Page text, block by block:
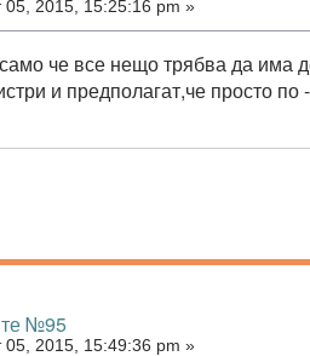
05, 2015, 15:25:16 pm »
че все нещо трябва да има
и предполагат,че просто по
№95
05, 2015, 15:49:36 pm »